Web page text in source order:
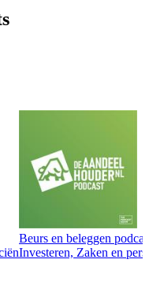
Beurs en beleggen
Investeren, Zaken en